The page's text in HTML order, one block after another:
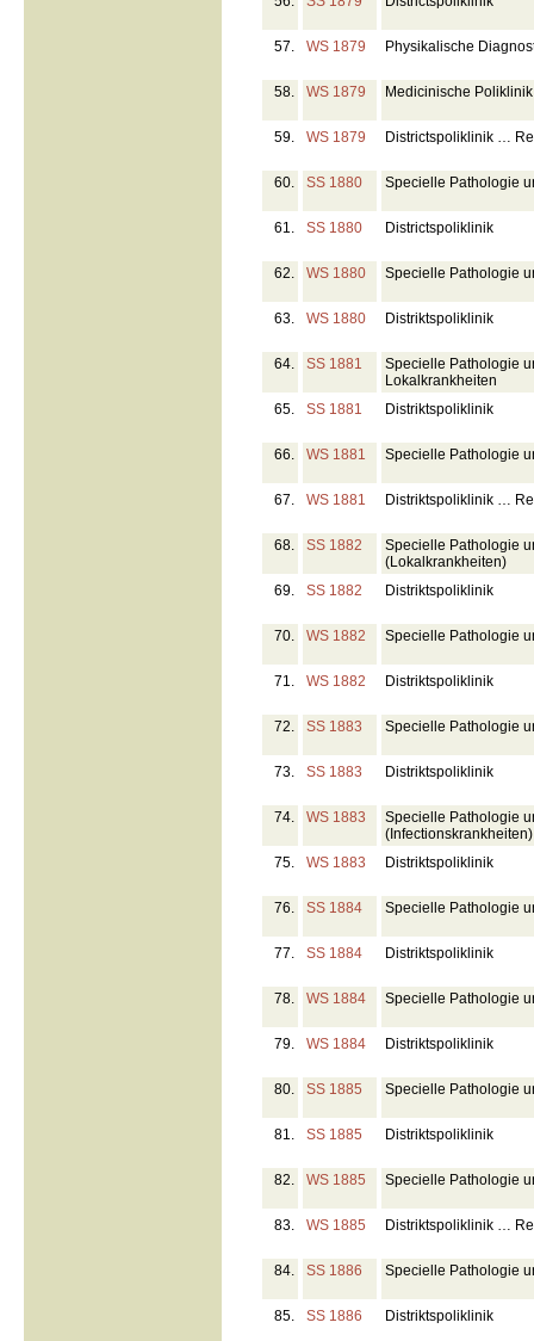
57. WS 1879 Physikalische
58. WS 1879 Medicinische Poliklinik
59. WS 1879 Districtspoliklinik …
60. SS 1880 Specielle Pathologie
61. SS 1880 Districtspoliklinik
62. WS 1880 Specielle Pathologie
63. WS 1880 Distriktspoliklinik
64. SS 1881
Specielle Pathologie
Lokalkrankheiten
65.
SS 1881 Distriktspoliklinik
66. WS 1881 Specielle Pathologie
67. WS 1881 Distriktspoliklinik …
68. SS 1882
Specielle Pathologie
(Lokalkrankheiten)
69.
SS 1882 Distriktspoliklinik
70. WS 1882 Specielle Pathologie
71. WS 1882 Distriktspoliklinik
72. SS 1883 Specielle Pathologie
73. SS 1883 Distriktspoliklinik
74. WS 1883
Specielle Pathologie
(Infectionskrankheiten)
75.
WS 1883 Distriktspoliklinik
76. SS 1884 Specielle Pathologie
77. SS 1884 Distriktspoliklinik
78. WS 1884 Specielle Pathologie
79. WS 1884 Distriktspoliklinik
80. SS 1885 Specielle Pathologie
81. SS 1885 Distriktspoliklinik
82. WS 1885 Specielle Pathologie
83. WS 1885 Distriktspoliklinik …
84. SS 1886 Specielle Pathologie
85. SS 1886 Distriktspoliklinik